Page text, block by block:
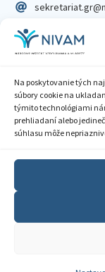
Na poskytovanie tých
súbory cookie na
týmito technológiami
prehliadaní alebo
súhlasu môže
IČO: 00164348
DIČ: 2020798714